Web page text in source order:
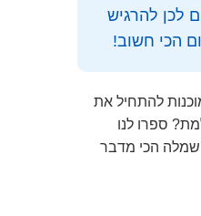
לכן להרגיש
הכי חשוב!
להתחיל את
ספרו לנו
שמלה הכי מדבר